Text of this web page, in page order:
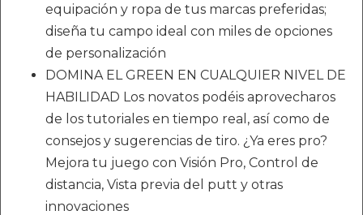
equipación y ropa de tus marcas preferidas;
diseña tu campo ideal con miles de opciones
de personalización
DOMINA EL GREEN EN CUALQUIER NIVEL DE
HABILIDAD Los novatos podéis aprovecharos
de los tutoriales en tiempo real, así como de
consejos y sugerencias de tiro. ¿Ya eres pro?
Mejora tu juego con Visión Pro, Control de
distancia, Vista previa del putt y otras
innovaciones